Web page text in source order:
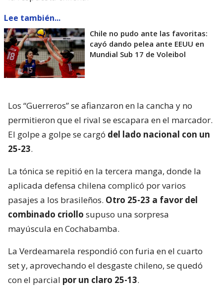
Lee también...
Chile no pudo ante las favoritas:
cayó dando pelea ante EEUU en
Mundial Sub 17 de Voleibol
Los “Guerreros” se afianzaron en la cancha y no
permitieron que el rival se escapara en el marcador.
El golpe a golpe se cargó del lado nacional con un
25-23.
La tónica se repitió en la tercera manga, donde la
aplicada defensa chilena complicó por varios
pasajes a los brasileños. Otro 25-23 a favor del
combinado criollo supuso una sorpresa
mayúscula en Cochabamba.
La Verdeamarela respondió con furia en el cuarto
set y, aprovechando el desgaste chileno, se quedó
con el parcial por un claro 25-13.